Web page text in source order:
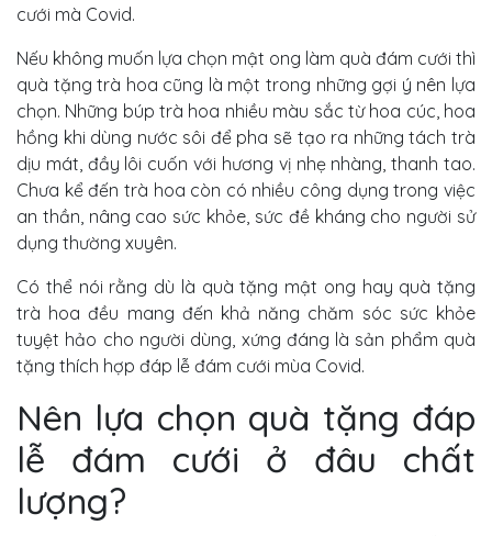
cưới mà Covid.
Nếu không muốn lựa chọn mật ong làm quà đám cưới thì
quà tặng trà hoa cũng là một trong những gợi ý nên lựa
chọn. Những búp trà hoa nhiều màu sắc từ hoa cúc, hoa
hồng khi dùng nước sôi để pha sẽ tạo ra những tách trà
dịu mát, đầy lôi cuốn với hương vị nhẹ nhàng, thanh tao.
Chưa kể đến trà hoa còn có nhiều công dụng trong việc
an thần, nâng cao sức khỏe, sức đề kháng cho người sử
dụng thường xuyên.
Có thể nói rằng dù là quà tặng mật ong hay quà tặng
trà hoa đều mang đến khả năng chăm sóc sức khỏe
tuyệt hảo cho người dùng, xứng đáng là sản phẩm quà
tặng thích hợp đáp lễ đám cưới mùa Covid.
Nên lựa chọn quà tặng đáp
lễ đám cưới ở đâu chất
lượng?